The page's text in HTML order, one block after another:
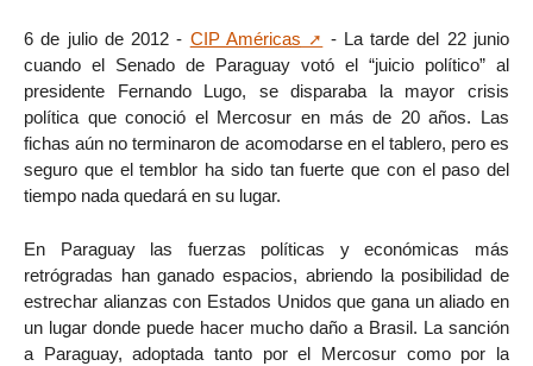
6 de julio de 2012 - CIP Américas
- La tarde del 22 junio
cuando el Senado de Paraguay votó el “juicio político” al
presidente Fernando Lugo, se disparaba la mayor crisis
política que conoció el Mercosur en más de 20 años. Las
fichas aún no terminaron de acomodarse en el tablero, pero es
seguro que el temblor ha sido tan fuerte que con el paso del
tiempo nada quedará en su lugar.
En Paraguay las fuerzas políticas y económicas más
retrógradas han ganado espacios, abriendo la posibilidad de
estrechar alianzas con Estados Unidos que gana un aliado en
un lugar donde puede hacer mucho daño a Brasil. La sanción
a Paraguay, adoptada tanto por el Mercosur como por la